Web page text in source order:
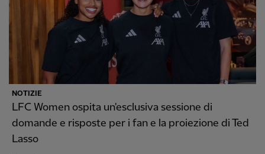
NOTIZIE
LFC Women ospita un'esclusiva sessione di
domande e risposte per i fan e la proiezione di Ted
Lasso